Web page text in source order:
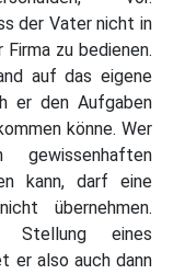
der Vater nicht in
zu bedienen.
auf das eigene
er den Aufgaben
könne. Wer
kann, darf eine
übernehmen.
Stellung eines
er also auch dann